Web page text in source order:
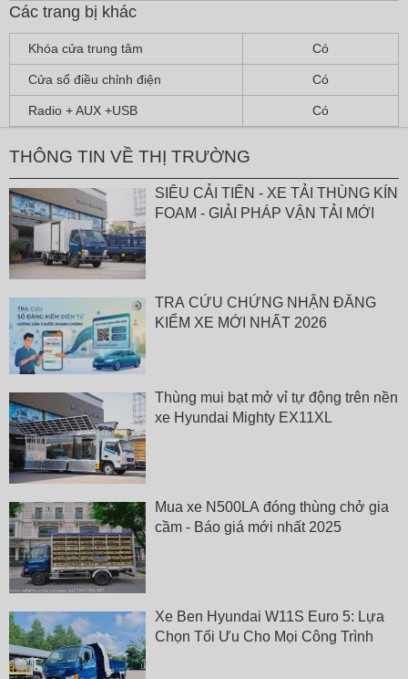
Các trang bị khác
Khóa cửa trung tâm Có
Cửa sổ điều chỉnh điện Có
Radio + AUX +USB Có
THÔNG TIN VỀ THỊ TRƯỜNG
SIÊU CẢI TIẾN - XE TẢI THÙNG KÍN
FOAM - GIẢI PHÁP VẬN TẢI MỚI
TRA CỨU CHỨNG NHẬN ĐĂNG
KIỂM XE MỚI NHẤT 2026
Thùng mui bạt mở vỉ tự động trên nền
xe Hyundai Mighty EX11XL
Mua xe N500LA đóng thùng chở gia
cầm - Báo giá mới nhất 2025
Xe Ben Hyundai W11S Euro 5: Lựa
Chọn Tối Ưu Cho Mọi Công Trình